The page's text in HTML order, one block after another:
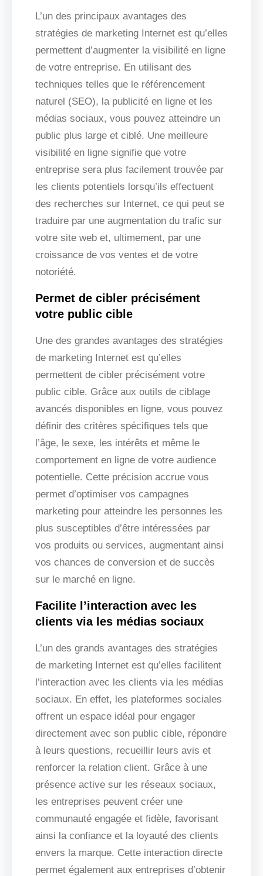
L’un des principaux avantages des
stratégies de marketing Internet est qu’elles
permettent d’augmenter la visibilité en ligne
de votre entreprise. En utilisant des
techniques telles que le référencement
naturel (SEO), la publicité en ligne et les
médias sociaux, vous pouvez atteindre un
public plus large et ciblé. Une meilleure
visibilité en ligne signifie que votre
entreprise sera plus facilement trouvée par
les clients potentiels lorsqu’ils effectuent
des recherches sur Internet, ce qui peut se
traduire par une augmentation du trafic sur
votre site web et, ultimement, par une
croissance de vos ventes et de votre
notoriété.
Permet de cibler précisément
votre public cible
Une des grandes avantages des stratégies
de marketing Internet est qu’elles
permettent de cibler précisément votre
public cible. Grâce aux outils de ciblage
avancés disponibles en ligne, vous pouvez
définir des critères spécifiques tels que
l’âge, le sexe, les intérêts et même le
comportement en ligne de votre audience
potentielle. Cette précision accrue vous
permet d’optimiser vos campagnes
marketing pour atteindre les personnes les
plus susceptibles d’être intéressées par
vos produits ou services, augmentant ainsi
vos chances de conversion et de succès
sur le marché en ligne.
Facilite l’interaction avec les
clients via les médias sociaux
L’un des grands avantages des stratégies
de marketing Internet est qu’elles facilitent
l’interaction avec les clients via les médias
sociaux. En effet, les plateformes sociales
offrent un espace idéal pour engager
directement avec son public cible, répondre
à leurs questions, recueillir leurs avis et
renforcer la relation client. Grâce à une
présence active sur les réseaux sociaux,
les entreprises peuvent créer une
communauté engagée et fidèle, favorisant
ainsi la confiance et la loyauté des clients
envers la marque. Cette interaction directe
permet également aux entreprises d’obtenir